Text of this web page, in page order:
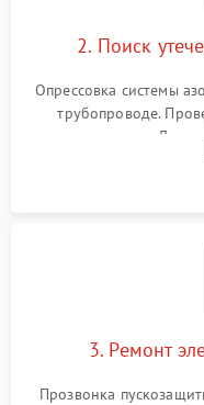
2. Поиск
Опрессовка системы
трубопроводе.
течеискателем.
продувка
3. Ремонт
Прозвонка